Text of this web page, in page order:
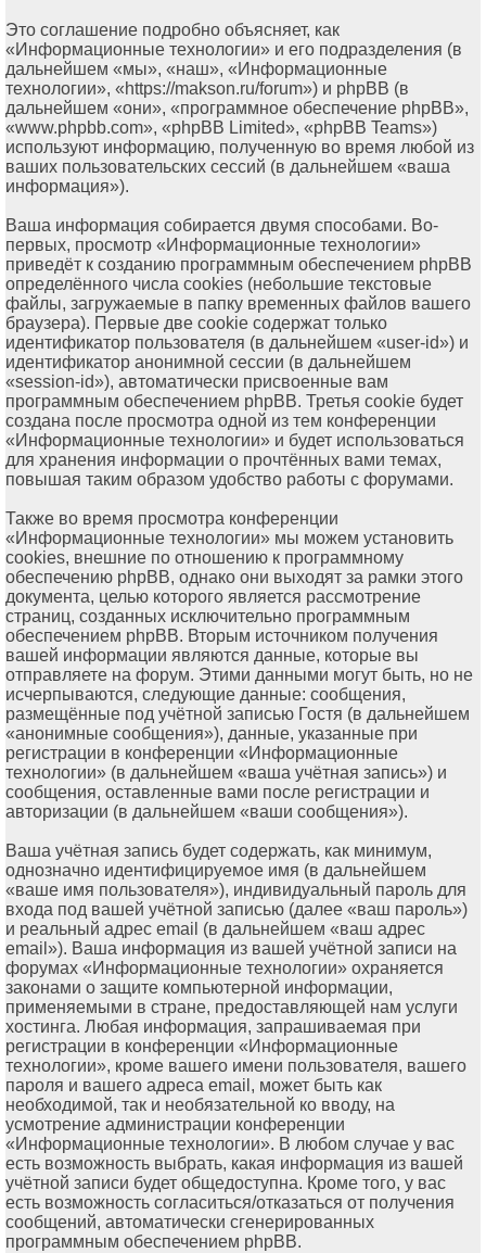
Это соглашение подробно объясняет, как
«Информационные технологии» и его подразделения (в
дальнейшем «мы», «наш», «Информационные
технологии», «https://makson.ru/forum») и phpBB (в
дальнейшем «они», «программное обеспечение phpBB»,
«www.phpbb.com», «phpBB Limited», «phpBB Teams»)
используют информацию, полученную во время любой из
ваших пользовательских сессий (в дальнейшем «ваша
информация»).
Ваша информация собирается двумя способами. Во-
первых, просмотр «Информационные технологии»
приведёт к созданию программным обеспечением phpBB
определённого числа cookies (небольшие текстовые
файлы, загружаемые в папку временных файлов вашего
браузера). Первые две cookie содержат только
идентификатор пользователя (в дальнейшем «user-id») и
идентификатор анонимной сессии (в дальнейшем
«session-id»), автоматически присвоенные вам
программным обеспечением phpBB. Третья cookie будет
создана после просмотра одной из тем конференции
«Информационные технологии» и будет использоваться
для хранения информации о прочтённых вами темах,
повышая таким образом удобство работы с форумами.
Также во время просмотра конференции
«Информационные технологии» мы можем установить
cookies, внешние по отношению к программному
обеспечению phpBB, однако они выходят за рамки этого
документа, целью которого является рассмотрение
страниц, созданных исключительно программным
обеспечением phpBB. Вторым источником получения
вашей информации являются данные, которые вы
отправляете на форум. Этими данными могут быть, но не
исчерпываются, следующие данные: сообщения,
размещённые под учётной записью Гостя (в дальнейшем
«анонимные сообщения»), данные, указанные при
регистрации в конференции «Информационные
технологии» (в дальнейшем «ваша учётная запись») и
сообщения, оставленные вами после регистрации и
авторизации (в дальнейшем «ваши сообщения»).
Ваша учётная запись будет содержать, как минимум,
однозначно идентифицируемое имя (в дальнейшем
«ваше имя пользователя»), индивидуальный пароль для
входа под вашей учётной записью (далее «ваш пароль»)
и реальный адрес email (в дальнейшем «ваш адрес
email»). Ваша информация из вашей учётной записи на
форумах «Информационные технологии» охраняется
законами о защите компьютерной информации,
применяемыми в стране, предоставляющей нам услуги
хостинга. Любая информация, запрашиваемая при
регистрации в конференции «Информационные
технологии», кроме вашего имени пользователя, вашего
пароля и вашего адреса email, может быть как
необходимой, так и необязательной ко вводу, на
усмотрение администрации конференции
«Информационные технологии». В любом случае у вас
есть возможность выбрать, какая информация из вашей
учётной записи будет общедоступна. Кроме того, у вас
есть возможность согласиться/отказаться от получения
сообщений, автоматически сгенерированных
программным обеспечением phpBB.